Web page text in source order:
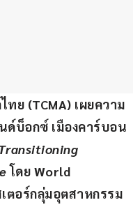
ทย (TCMA) เผยความ
ด์บ็อกซ์ เมืองคาร์บอน
โดย World
ตอร์กลุ่มอุตสาหกรรม